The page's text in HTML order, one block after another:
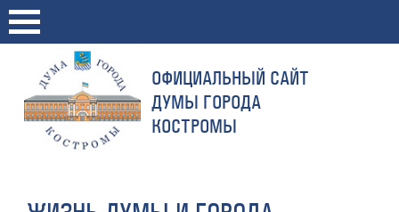
ОФИЦИАЛЬНЫЙ САЙТ
ДУМЫ ГОРОДА
КОСТРОМЫ